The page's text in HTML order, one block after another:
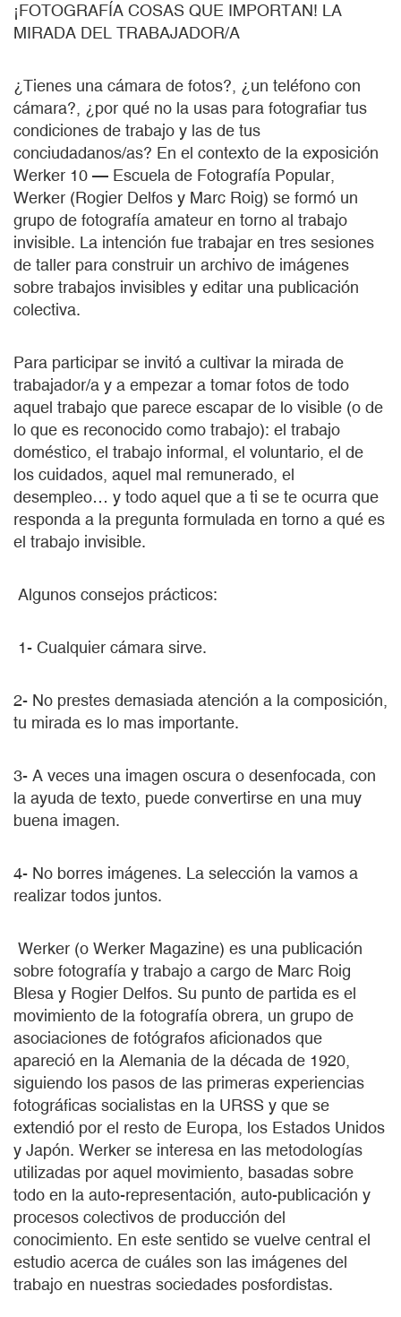
¡FOTOGRAFÍA COSAS QUE IMPORTAN! LA
MIRADA DEL TRABAJADOR/A
¿Tienes una cámara de fotos?, ¿un teléfono con
cámara?, ¿por qué no la usas para fotografiar tus
condiciones de trabajo y las de tus
conciudadanos/as? En el contexto de la exposición
Werker 10 — Escuela de Fotografía Popular,
Werker (Rogier Delfos y Marc Roig) se formó un
grupo de fotografía amateur en torno al trabajo
invisible. La intención fue trabajar en tres sesiones
de taller para construir un archivo de imágenes
sobre trabajos invisibles y editar una publicación
colectiva.
Para participar se invitó a cultivar la mirada de
trabajador/a y a empezar a tomar fotos de todo
aquel trabajo que parece escapar de lo visible (o de
lo que es reconocido como trabajo): el trabajo
doméstico, el trabajo informal, el voluntario, el de
los cuidados, aquel mal remunerado, el
desempleo… y todo aquel que a ti se te ocurra que
responda a la pregunta formulada en torno a qué es
el trabajo invisible.
Algunos consejos prácticos:
1- Cualquier cámara sirve.
2- No prestes demasiada atención a la composición,
tu mirada es lo mas importante.
3- A veces una imagen oscura o desenfocada, con
la ayuda de texto, puede convertirse en una muy
buena imagen.
4- No borres imágenes. La selección la vamos a
realizar todos juntos.
Werker (o Werker Magazine) es una publicación
sobre fotografía y trabajo a cargo de Marc Roig
Blesa y Rogier Delfos. Su punto de partida es el
movimiento de la fotografía obrera, un grupo de
asociaciones de fotógrafos aficionados que
apareció en la Alemania de la década de 1920,
siguiendo los pasos de las primeras experiencias
fotográficas socialistas en la URSS y que se
extendió por el resto de Europa, los Estados Unidos
y Japón. Werker se interesa en las metodologías
utilizadas por aquel movimiento, basadas sobre
todo en la auto-representación, auto-publicación y
procesos colectivos de producción del
conocimiento. En este sentido se vuelve central el
estudio acerca de cuáles son las imágenes del
trabajo en nuestras sociedades posfordistas.